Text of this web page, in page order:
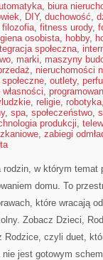
, biura
, DIY, duchowość,
filozofia, fitness urody,
osobista, hobby,
społeczna,
, marki, maszyny
, nieruchomości
, outlety,
,
, religie, robotyka
, spa, społeczeństwo,
produkcji,
, zabiegi
w którym
domu. To
które wracają
Zobacz Dzieci,
Rodzice, czyli duet,
jest gotowym